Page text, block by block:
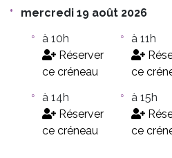
mercredi 19 août 2026
à 10h
Réserver
ce créneau
à 11h
ce
à 14h
Réserver
ce créneau
à 15h
ce